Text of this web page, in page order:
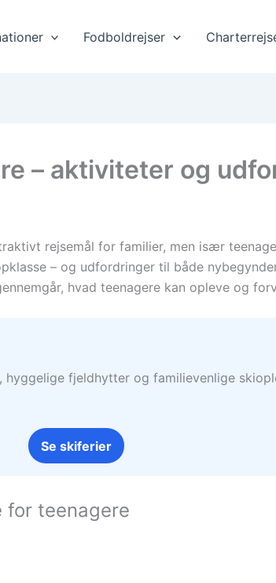
Fodboldrejser
– aktiviteter og
rejsemål for familier, men især
– og udfordringer til både
hvad teenagere kan opleve og
hyggelige fjeldhytter og familievenlige
Se skiferier
teenagere